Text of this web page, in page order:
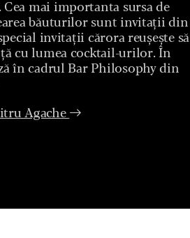
Cea mai importanta sursa de
băuturilor sunt invitații din
invitații cărora reușește să
cu lumea cocktail-urilor. În
în cadrul Bar Philosophy din
Agache